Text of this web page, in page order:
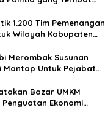
1.200 Tim Pemenangan
Wilayah Kabupaten
Merombak Susunan
Mantap Untuk Pejabat
Bazar UMKM
Ekonomi